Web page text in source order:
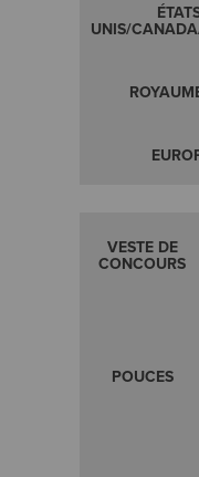
UNIS/
VESTE DE
CONCOURS
POUCES